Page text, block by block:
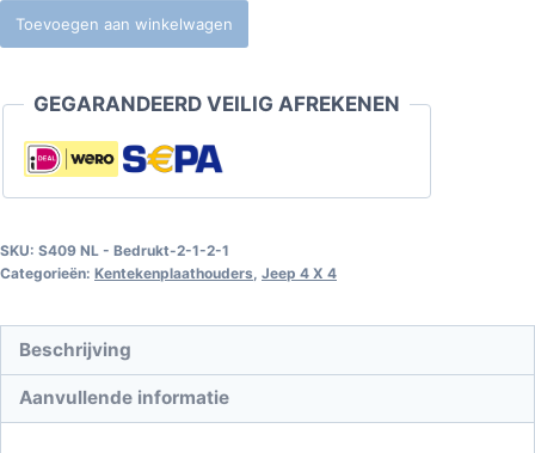
Test
Product
Module
aantal
Toevoegen aan winkelwagen
GEGARANDEERD VEILIG AFREKENEN
SKU: S409 NL - Bedrukt-2-1-2-1
Categorieën: Kentekenplaathouders, Jeep 4 X 4
Beschrijving
Aanvullende informatie